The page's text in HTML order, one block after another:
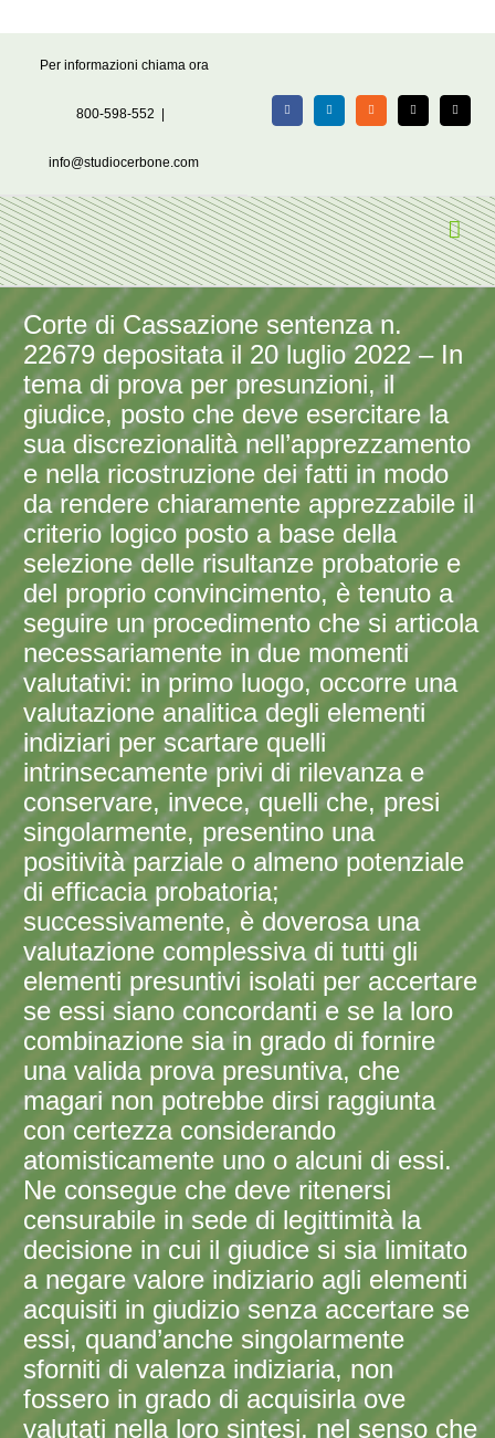
Per informazioni chiama ora
800-598-552
info@studiocerbone.com
FacebookLinkedIn Rss X Email
Corte di Cassazione sentenza n.
22679 depositata il 20 luglio 2022 – In
tema di prova per presunzioni, il
giudice, posto che deve esercitare la
sua discrezionalità nell’apprezzamento
e nella ricostruzione dei fatti in modo
da rendere chiaramente apprezzabile il
criterio logico posto a base della
selezione delle risultanze probatorie e
del proprio convincimento, è tenuto a
seguire un procedimento che si articola
necessariamente in due momenti
valutativi: in primo luogo, occorre una
valutazione analitica degli elementi
indiziari per scartare quelli
intrinsecamente privi di rilevanza e
conservare, invece, quelli che, presi
singolarmente, presentino una
positività parziale o almeno potenziale
di efficacia probatoria;
successivamente, è doverosa una
valutazione complessiva di tutti gli
elementi presuntivi isolati per accertare
se essi siano concordanti e se la loro
combinazione sia in grado di fornire
una valida prova presuntiva, che
magari non potrebbe dirsi raggiunta
con certezza considerando
atomisticamente uno o alcuni di essi.
Ne consegue che deve ritenersi
censurabile in sede di legittimità la
decisione in cui il giudice si sia limitato
a negare valore indiziario agli elementi
acquisiti in giudizio senza accertare se
essi, quand’anche singolarmente
sforniti di valenza indiziaria, non
fossero in grado di acquisirla ove
valutati nella loro sintesi, nel senso che